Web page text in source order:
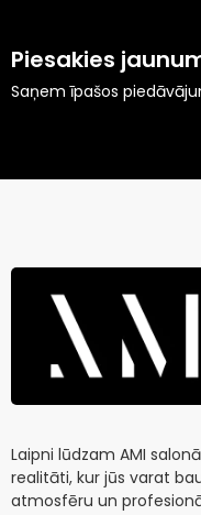
Piesakies
Saņem īpašos
Laipni lūdzam AMI
realitāti, kur jūs varat
atmosfēru un